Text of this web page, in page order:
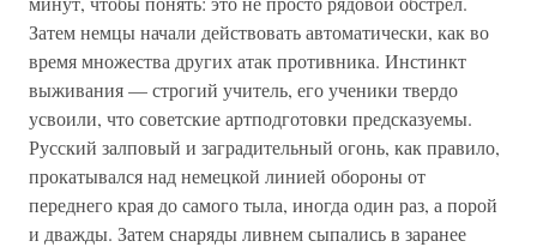
Затем немцы начали действовать автоматически, как во
время множества других атак противника. Инстинкт
выживания — строгий учитель, его ученики твердо
усвоили, что советские артподготовки предсказуемы.
Русский залповый и заградительный огонь, как правило,
прокатывался над немецкой линией обороны от
переднего края до самого тыла, иногда один раз, а порой
и дважды. Затем снаряды ливнем сыпались в заранее